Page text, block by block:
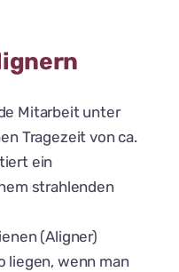
Mitarbeit unter
Tragezeit von ca.
ein
strahlenden
(Aligner)
liegen, wenn man